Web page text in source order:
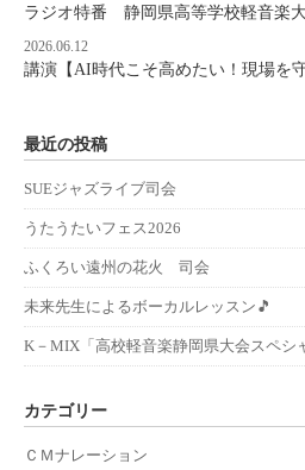
ラジオ特番 静岡県高等学校軽音楽
2026.06.12
講演【AI時代こそ高めたい！現場を
最近の投稿
SUEジャズライブ司会
うたうたいフェス2026
ふくろい遠州の花火 司会
未来先生によるボーカルレッスン🎵
K－MIX「高校軽音楽静岡県大会スペシ
カテゴリー
ＣＭナレーション